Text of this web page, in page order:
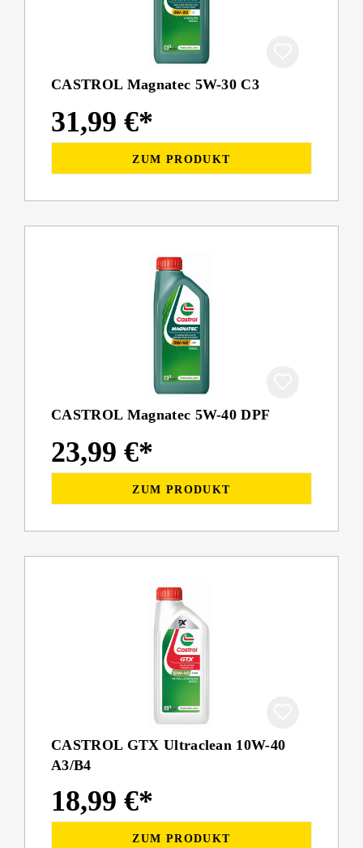
CASTROL Magnatec 5W-30 C3
31,99 €*
ZUM PRODUKT
CASTROL Magnatec 5W-40 DPF
23,99 €*
ZUM PRODUKT
CASTROL GTX Ultraclean 10W-40
A3/B4
18,99 €*
ZUM PRODUKT